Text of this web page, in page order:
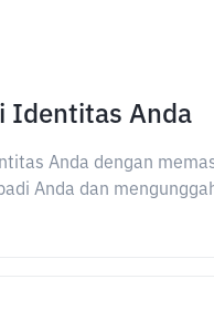
Identitas Anda
Anda dengan
Anda dan